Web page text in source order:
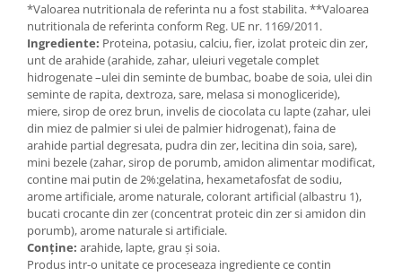
*Valoarea nutritionala de referinta nu a fost stabilita. **Valoarea
nutritionala de referinta conform Reg. UE nr. 1169/2011.
Ingrediente: Proteina, potasiu, calciu, fier, izolat proteic din zer,
unt de arahide (arahide, zahar, uleiuri vegetale complet
hidrogenate –ulei din seminte de bumbac, boabe de soia, ulei din
seminte de rapita, dextroza, sare, melasa si monogliceride),
miere, sirop de orez brun, invelis de ciocolata cu lapte (zahar, ulei
din miez de palmier si ulei de palmier hidrogenat), faina de
arahide partial degresata, pudra din zer, lecitina din soia, sare),
mini bezele (zahar, sirop de porumb, amidon alimentar modificat,
contine mai putin de 2%:gelatina, hexametafosfat de sodiu,
arome artificiale, arome naturale, colorant artificial (albastru 1),
bucati crocante din zer (concentrat proteic din zer si amidon din
porumb), arome naturale si artificiale.
Conține: arahide, lapte, grau și soia.
Produs intr-o unitate ce proceseaza ingrediente ce contin